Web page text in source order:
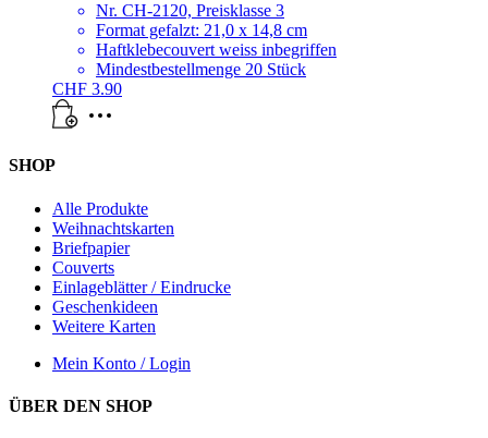
Nr. CH-2120, Preisklasse 3
Format gefalzt: 21,0 x 14,8 cm
Haftklebecouvert weiss inbegriffen
Mindestbestellmenge 20 Stück
CHF 3.90
SHOP
Alle Produkte
Weihnachtskarten
Briefpapier
Couverts
Einlageblätter / Eindrucke
Geschenkideen
Weitere Karten
Mein Konto / Login
ÜBER DEN SHOP